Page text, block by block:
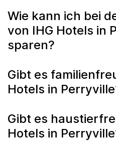
Wie kann ich bei
von IHG Hotels in
sparen?
Gibt es
Hotels in
Gibt es
Hotels in